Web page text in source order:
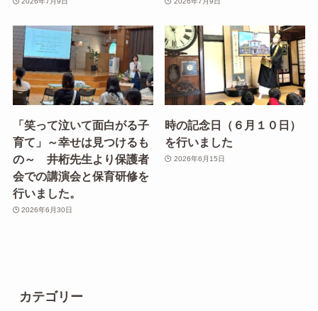
「笑って泣いて面白がる子
育て」～幸せは見つけるも
の～ 井桁先生より保護者
会での講演会と保育研修を
行いました。
2026年6月30日
時の記念日（６月１０日）
を行いました
2026年6月15日
カテゴリー